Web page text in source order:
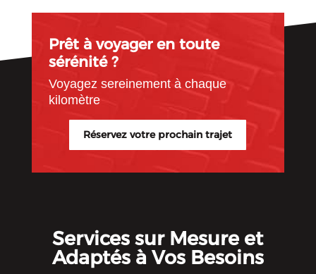
Prêt à voyager en toute
sérénité ?
Voyagez sereinement à chaque
kilomètre
Réservez votre prochain trajet
Services sur Mesure et
Adaptés à Vos Besoins